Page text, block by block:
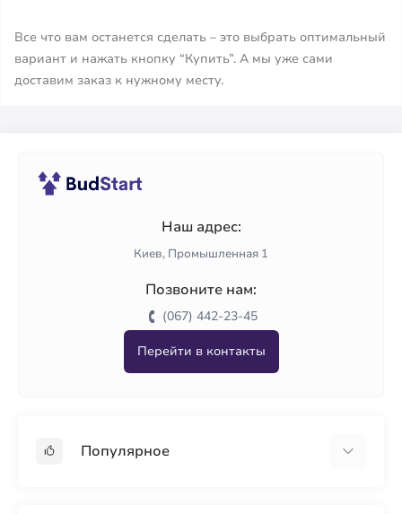
Все что вам останется сделать – это выбрать оптимальный
вариант и нажать кнопку “Купить”. А мы уже сами
доставим заказ к нужному месту.
Наш адрес:
Киев, Промышленная 1
Позвоните нам:
(067) 442-23-45
Перейти в контакты
Популярное